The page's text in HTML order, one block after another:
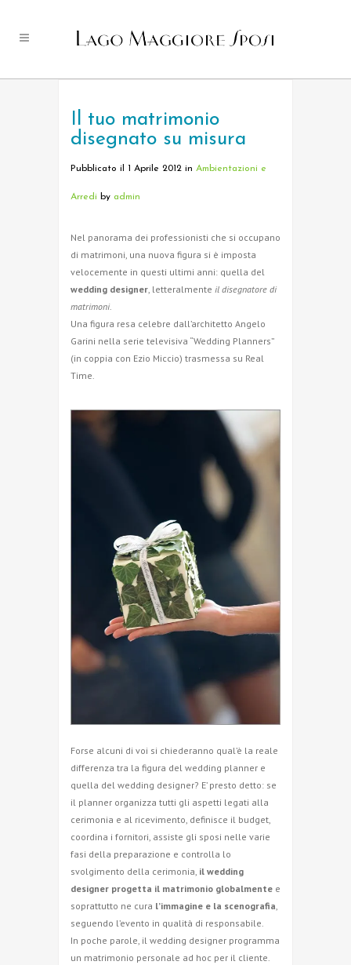
Il tuo matrimonio
disegnato su misura
Pubblicato il 1 Aprile 2012 in Ambientazioni e
Arredi by admin
Nel panorama dei professionisti che si occupano
di matrimoni, una nuova figura si è imposta
velocemente in questi ultimi anni: quella del
wedding designer, letteralmente il disegnatore di
matrimoni.
Una figura resa celebre dall’architetto Angelo
Garini nella serie televisiva “Wedding Planners”
(in coppia con Ezio Miccio) trasmessa su Real
Time.
Forse alcuni di voi si chiederanno qual’è la reale
differenza tra la figura del wedding planner e
quella del wedding designer? E’ presto detto: se
il planner organizza tutti gli aspetti legati alla
cerimonia e al ricevimento, definisce il budget,
coordina i fornitori, assiste gli sposi nelle varie
fasi della preparazione e controlla lo
svolgimento della cerimonia, il wedding
designer progetta il matrimonio globalmente e
soprattutto ne cura l’immagine e la scenografia,
seguendo l’evento in qualità di responsabile.
In poche parole, il wedding designer programma
un matrimonio personale ad hoc per il cliente.